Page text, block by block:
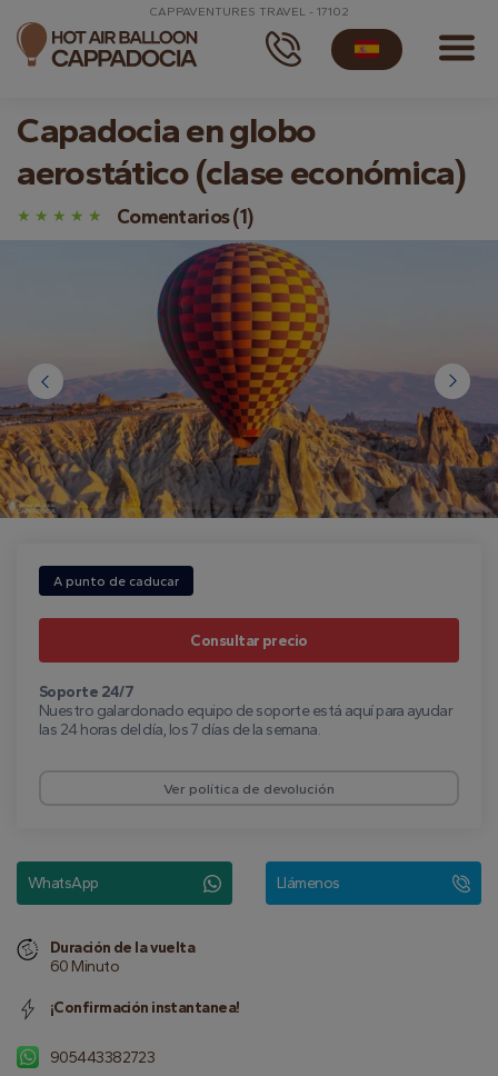
CAPPAVENTURES TRAVEL - 17102
Capadocia en globo
aerostático (clase económica)
Comentarios (1)
A punto de caducar
Consultar precio
Soporte 24/7
Nuestro galardonado equipo de soporte está aquí para ayudar
las 24 horas del día, los 7 días de la semana.
Ver política de devolución
WhatsApp Llámenos
Duración de la vuelta
60 Minuto
¡Confirmación instantanea!
905443382723